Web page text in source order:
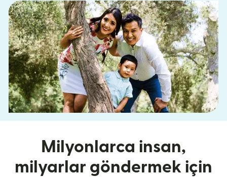
Milyonlarca insan,
milyarlar göndermek için